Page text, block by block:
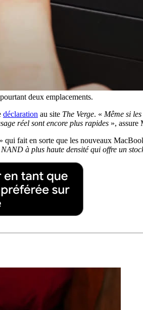
deux emplacements.
déclaration au site The Verge. « Même si
réel sont encore plus rapides », assure
» qui fait en sorte que les nouveaux
à plus haute densité qui offre un